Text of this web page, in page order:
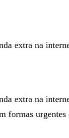
extra na
extra na
formas urgentes